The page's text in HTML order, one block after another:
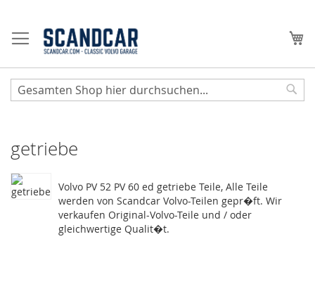
Inhalt
springen
getriebe
Volvo PV 52 PV 60 ed getriebe Teile, Alle Teile
werden von Scandcar Volvo-Teilen gepr�ft. Wir
verkaufen Original-Volvo-Teile und / oder
gleichwertige Qualit�t.